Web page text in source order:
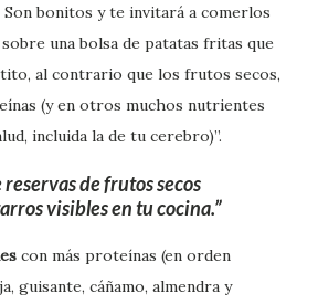
Son bonitos y te invitará a comerlos
una bolsa de patatas fritas que
al contrario que los frutos secos,
(y en otros muchos nutrientes
incluida la de tu cerebro)”.
reservas de frutos secos
visibles en tu cocina.
con más proteínas (en orden
guisante, cáñamo, almendra y